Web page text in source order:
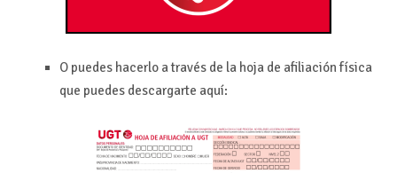
O puedes hacerlo a través de la hoja de afiliación física
que puedes descargarte aquí: